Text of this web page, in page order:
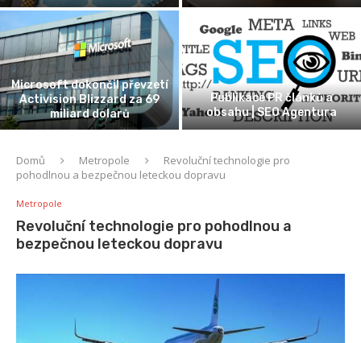
Microsoft dokončil převzetí
Activision Blizzard za 69
miliard dolarů
Publikace PR článků a
obsahu | SEO Agentura
Domů Metropole
Revoluční technologie pro
pohodlnou a bezpečnou leteckou dopravu
Metropole
Revoluční technologie pro pohodlnou a
bezpečnou leteckou dopravu